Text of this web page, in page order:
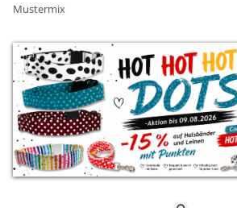
Mustermix